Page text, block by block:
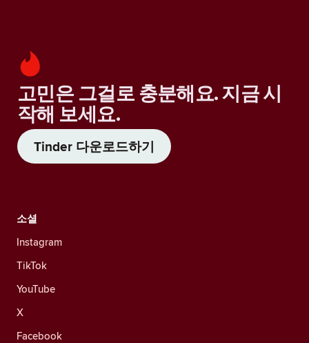
고민은 그걸로 충분해요. 지금 시
작해 보세요.
Tinder 다운로드하기
소셜
Instagram
TikTok
YouTube
X
Facebook